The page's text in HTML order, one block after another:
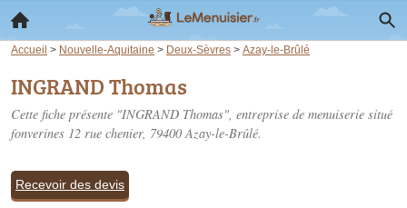
Accueil > Nouvelle-Aquitaine > Deux-Sèvres > Azay-le-Brûlé
INGRAND Thomas
Cette fiche présente "INGRAND Thomas", entreprise de menuiserie situé
fonverines 12 rue chenier, 79400 Azay-le-Brûlé.
Recevoir des devis